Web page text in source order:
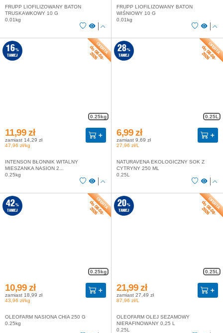
FRUPP LIOFILIZOWANY BATON
TRUSKAWKOWY 10 G
0.01kg
FRUPP LIOFILIZOWANY BATON
WIŚNIOWY 10 G
0.01kg
0.25kg
do 08-08-
2026
16%
TANIEJ
11,99 zł
zamiast 14,29 zł
47,96 zł/kg
INTENSON BŁONNIK WITALNY
MIESZANKA NASION 2...
0.25kg
0.25L
do 08-08-
2026
28%
TANIEJ
6,99 zł
zamiast 9,69 zł
27,96 zł/L
NATURAVENA EKOLOGICZNY SOK Z
CYTRYNY 250 ML
0.25L
0.25kg
do 08-08-
2026
42%
TANIEJ
10,99 zł
zamiast 18,99 zł
43,96 zł/kg
OLEOFARM NASIONA CHIA 250 G
0.25kg
0.25L
do 08-08-
2026
20%
TANIEJ
21,99 zł
zamiast 27,49 zł
87,96 zł/L
OLEOFARM OLEJ SEZAMOWY
NIERAFINOWANY 0,25 L
0.25L